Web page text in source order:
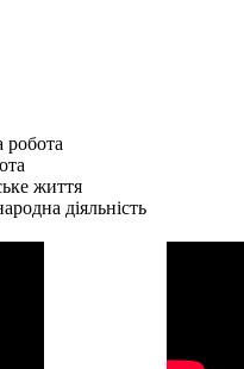
робота
життя
діяльність